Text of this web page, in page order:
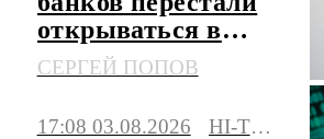
открываться в
зарубежных
браузерах
СЕРГЕЙ ПОПОВ
17:08 03.08.2026 HI-TECH